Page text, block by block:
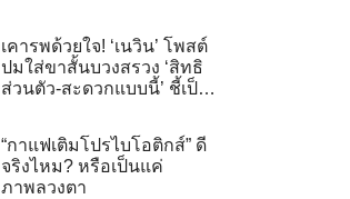
เคารพด้วยใจ! ‘เนวิน’ โพสต์
ปมใส่ขาสั้นบวงสรวง ‘สิทธิ
ส่วนตัว-สะดวกแบบนี้’ ชี้เป็น
“กาแฟเติมโปรไบโอติกส์” ดี
จริงไหม? หรือเป็นแค่
ภาพลวงตา